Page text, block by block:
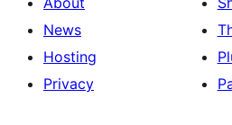
News
Hosting
Privacy